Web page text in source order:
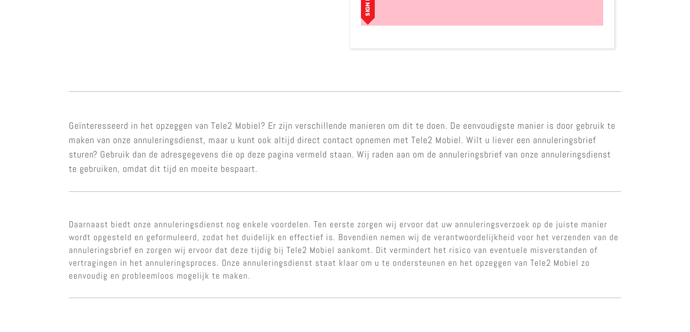
Geïnteresseerd in het opzeggen van Tele2 Mobiel? Er zijn verschillende manieren om dit te doen. De eenvoudigste manier is door gebruik te
maken van onze annuleringsdienst, maar u kunt ook altijd direct contact opnemen met Tele2 Mobiel. Wilt u liever een annuleringsbrief
sturen? Gebruik dan de adresgegevens die op deze pagina vermeld staan. Wij raden aan om de annuleringsbrief van onze annuleringsdienst
te gebruiken, omdat dit tijd en moeite bespaart.
Daarnaast biedt onze annuleringsdienst nog enkele voordelen. Ten eerste zorgen wij ervoor dat uw annuleringsverzoek op de juiste manier
wordt opgesteld en geformuleerd, zodat het duidelijk en effectief is. Bovendien nemen wij de verantwoordelijkheid voor het verzenden van de
annuleringsbrief en zorgen wij ervoor dat deze tijdig bij Tele2 Mobiel aankomt. Dit vermindert het risico van eventuele misverstanden of
vertragingen in het annuleringsproces. Onze annuleringsdienst staat klaar om u te ondersteunen en het opzeggen van Tele2 Mobiel zo
eenvoudig en probleemloos mogelijk te maken.